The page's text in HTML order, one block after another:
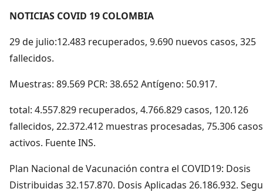
NOTICIAS COVID 19 COLOMBIA
29 de julio:12.483 recuperados, 9.690 nuevos casos, 325
fallecidos.
Muestras: 89.569 PCR: 38.652 Antígeno: 50.917.
total: 4.557.829 recuperados, 4.766.829 casos, 120.126
fallecidos, 22.372.412 muestras procesadas, 75.306 casos
activos. Fuente INS.
Plan Nacional de Vacunación contra el COVID19: Dosis
Distribuidas 32.157.870. Dosis Aplicadas 26.186.932.